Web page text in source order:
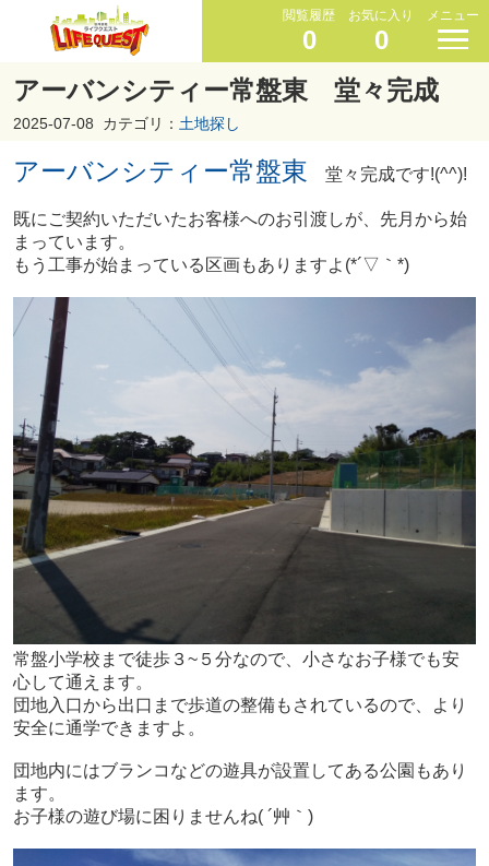
閲覧履歴
0
お気に入り
0
メニュー
アーバンシティー常盤東 堂々完成
2025-07-08 カテゴリ： 土地探し
アーバンシティー常盤東 堂々完成です!(^^)!
既にご契約いただいたお客様へのお引渡しが、先月から始
まっています。
もう工事が始まっている区画もありますよ(*´▽｀*)
常盤小学校まで徒歩３~５分なので、小さなお子様でも安
心して通えます。
団地入口から出口まで歩道の整備もされているので、より
安全に通学できますよ。
団地内にはブランコなどの遊具が設置してある公園もあり
ます。
お子様の遊び場に困りませんね( ´艸｀)